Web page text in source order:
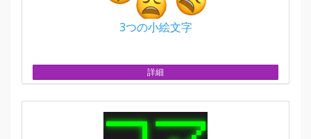
3つの小絵文字
詳細